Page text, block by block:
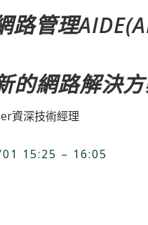
路管理
的網路解決
資深技術經理
15:25 – 16:05